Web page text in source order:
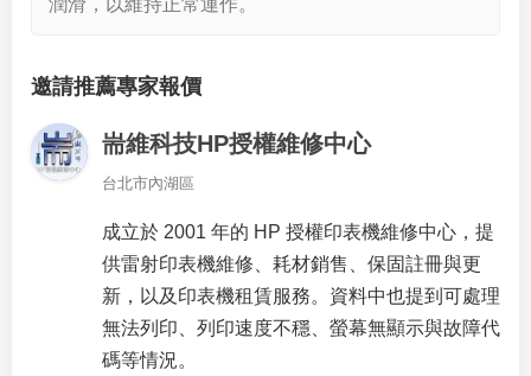
潤滑，以維持正常運作。
邀請推薦專家報價
耑維科技HP授權維修中心
台北市內湖區
成立於 2001 年的 HP 授權印表機維修中心，提
供雷射印表機維修、耗材銷售、保固註冊與更
新，以及印表機租賃服務。資料中也提到可處理
無法列印、列印速度不穩、螢幕無顯示與故障代
碼等情況。